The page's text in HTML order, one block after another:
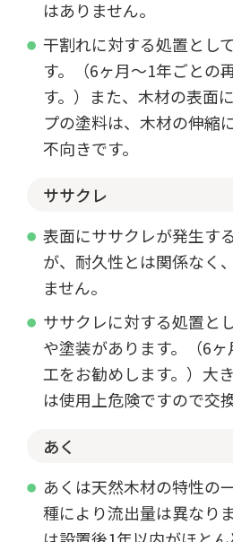
はありません。
干割れに対する処置とし
す。（6ヶ月～1年ごとの
す。）また、木材の表面
プの塗料は、木材の伸縮
不向きです。
ササクレ
表面にササクレが発生す
が、耐久性とは関係なく
ません。
ササクレに対する処置と
や塗装があります。（6
工をお勧めします。）大
は使用上危険ですので交
あく
あくは天然木材の特性の
種により流出量は異なり